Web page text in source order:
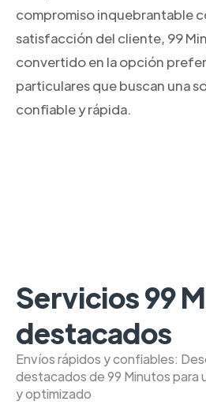
compromiso inquebrantable
satisfacción del cliente, 99
convertido en la opción
particulares que buscan una
confiable y rápida.
Servicios 99
destacados
Envíos rápidos y confiables:
destacados de 99 Minutos
y optimizado